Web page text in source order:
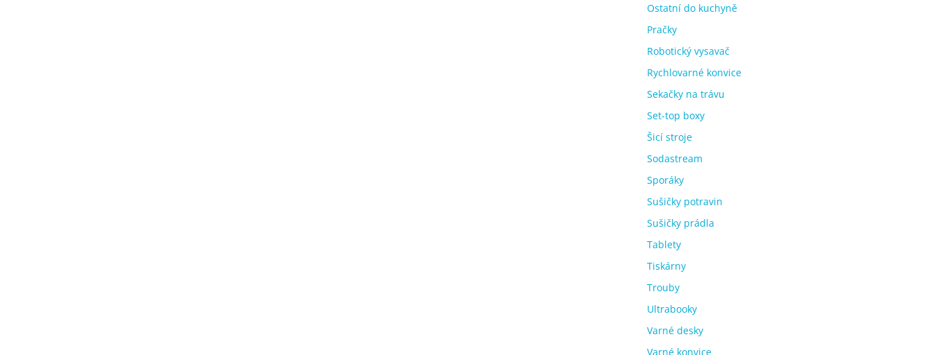
Ostatní do kuchyně
Pračky
Robotický vysavač
Rychlovarné konvice
Sekačky na trávu
Set-top boxy
Šicí stroje
Sodastream
Sporáky
Sušičky potravin
Sušičky prádla
Tablety
Tiskárny
Trouby
Ultrabooky
Varné desky
Varné konvice